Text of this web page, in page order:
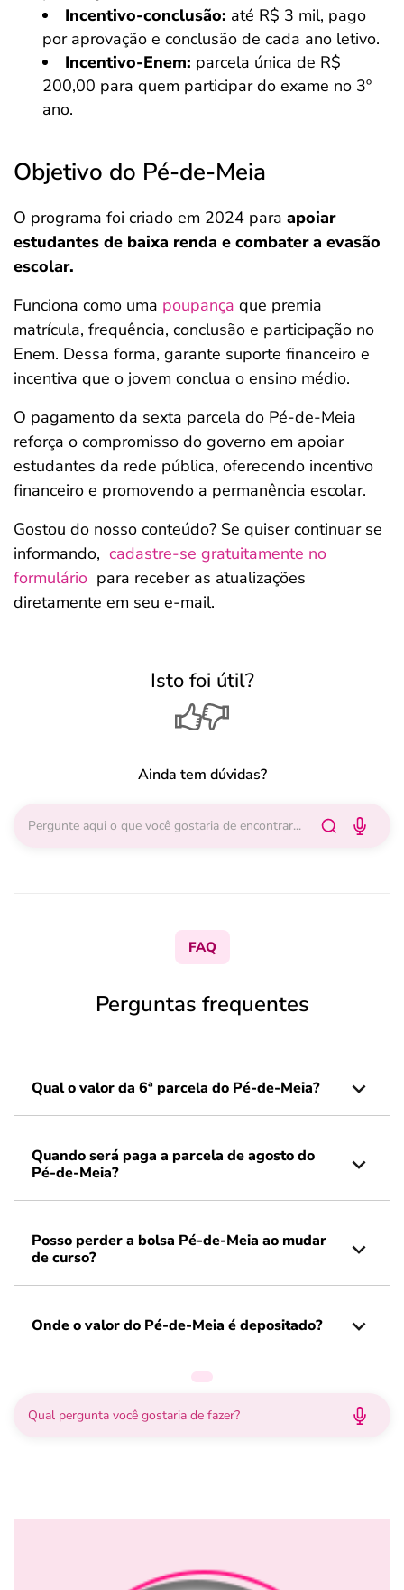
Incentivo-conclusão: até R$ 3 mil, pago
por aprovação e conclusão de cada ano letivo.
Incentivo-Enem: parcela única de R$
200,00 para quem participar do exame no 3º
ano.
Objetivo do Pé-de-Meia
O programa foi criado em 2024 para apoiar
estudantes de baixa renda e combater a evasão
escolar.
Funciona como uma poupança que premia
matrícula, frequência, conclusão e participação no
Enem. Dessa forma, garante suporte financeiro e
incentiva que o jovem conclua o ensino médio.
O pagamento da sexta parcela do Pé-de-Meia
reforça o compromisso do governo em apoiar
estudantes da rede pública, oferecendo incentivo
financeiro e promovendo a permanência escolar.
Gostou do nosso conteúdo? Se quiser continuar se
informando, cadastre-se gratuitamente no
formulário para receber as atualizações
diretamente em seu e-mail.
Isto foi útil?
Ainda tem dúvidas?
FAQ
Perguntas frequentes
Qual o valor da 6ª parcela do Pé-de-Meia?
Quando será paga a parcela de agosto do
Pé-de-Meia?
Posso perder a bolsa Pé-de-Meia ao mudar
de curso?
Onde o valor do Pé-de-Meia é depositado?